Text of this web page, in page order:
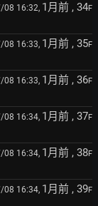
08 16:32, 1月前 , 34F
08 16:33, 1月前 , 35F
08 16:33, 1月前 , 36F
08 16:34, 1月前 , 37F
08 16:34, 1月前 , 38F
08 16:34, 1月前 , 39F